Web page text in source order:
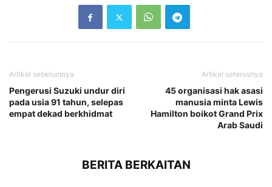
Artikel sebelumnya
Pengerusi Suzuki undur diri
pada usia 91 tahun, selepas
empat dekad berkhidmat
Artikel seterusnya
45 organisasi hak asasi
manusia minta Lewis
Hamilton boikot Grand Prix
Arab Saudi
BERITA BERKAITAN